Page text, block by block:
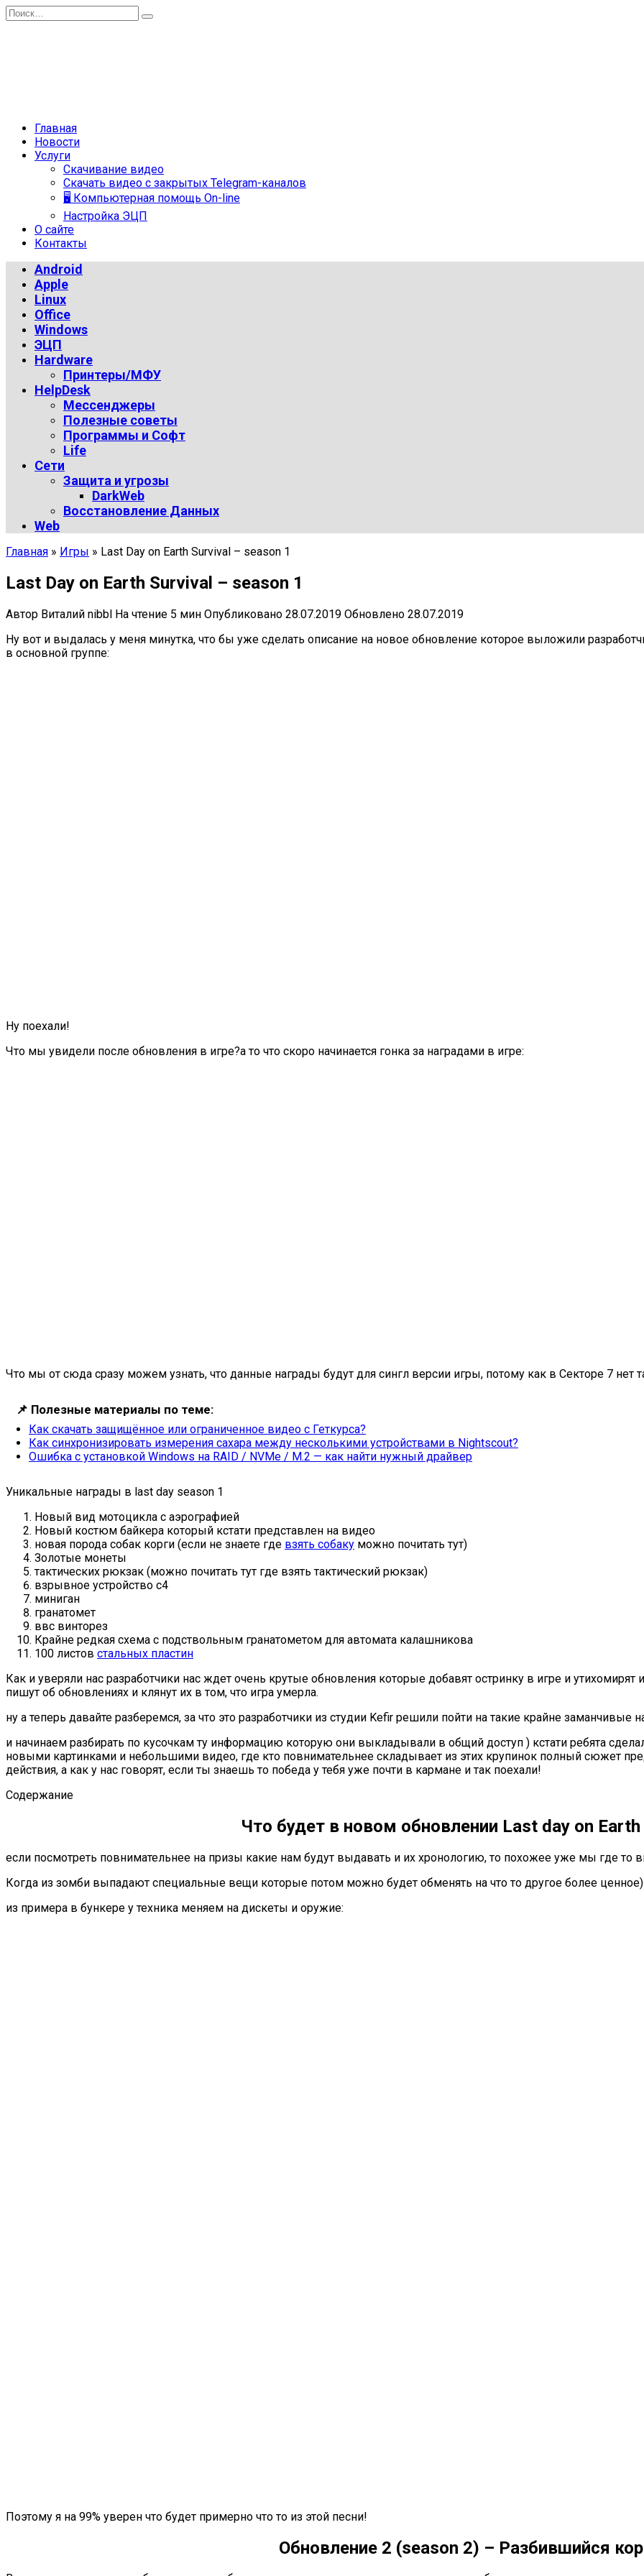
Перейти
к
Search
for:
Главная
Новости
Услуги
Скачивание видео
Скачать видео с закрытых Telegram-каналов
🖥 Компьютерная помощь On-line
Настройка ЭЦП
О сайте
Контакты
Android
Apple
Linux
Office
Windows
ЭЦП
Hardware
Принтеры/МФУ
HelpDesk
Мессенджеры
Полезные советы
Программы и Софт
Life
Сети
Защита и угрозы
DarkWeb
Восстановление Данных
Web
Главная » Игры » Last Day on Earth Survival – season 1
Last Day on Earth Survival – season 1
Автор Виталий nibbl На чтение 5 мин Опубликовано 28.07.2019 Обновлено 28.07.2019
Ну вот и выдалась у меня минутка, что бы уже сделать описание на новое обновление которое выложили
в основной группе:
Ну поехали!
Что мы увидели после обновления в игре?а то что скоро начинается гонка за наградами в игре:
Что мы от сюда сразу можем узнать, что данные награды будут для сингл версии игры, потому как в Секторе 7 нет
📌 Полезные материалы по теме:
Как скачать защищённое или ограниченное видео с Геткурса?
Как синхронизировать измерения сахара между несколькими устройствами в Nightscout?
Ошибка с установкой Windows на RAID / NVMe / M.2 — как найти нужный драйвер
Уникальные награды в last day season 1
Новый вид мотоцикла с аэрографией
Новый костюм байкера который кстати представлен на видео
новая порода собак корги (если не знаете где взять собаку можно почитать тут)
Золотые монеты
тактических рюкзак (можно почитать тут где взять тактический рюкзак)
взрывное устройство с4
миниган
гранатомет
ввс винторез
Крайне редкая схема с подствольным гранатометом для автомата калашникова
100 листов стальных пластин
Как и уверяли нас разработчики нас ждет очень крутые обновления которые добавят остринку в игре и
пишут об обновлениях и клянут их в том, что игра умерла.
ну а теперь давайте разберемся, за что это разработчики из студии Kefir решили пойти на такие крайне заманчивые
и начинаем разбирать по кусочкам ту информацию которую они выкладывали в общий доступ ) кстати ребята
новыми картинками и небольшими видео, где кто повнимательнее складывает из этих крупинок полный сюжет
действия, а как у нас говорят, если ты знаешь то победа у тебя уже почти в кармане и так поехали!
Содержание
Что будет в новом обновлении Last day on Earth
если посмотреть повнимательнее на призы какие нам будут выдавать и их хронологию, то похожее уже мы где то
Когда из зомби выпадают специальные вещи которые потом можно будет обменять на что то другое более ценное)
из примера в бункере у техника меняем на дискеты и оружие:
Поэтому я на 99% уверен что будет примерно что то из этой песни!
Обновление 2 (season 2) – Разбившийся